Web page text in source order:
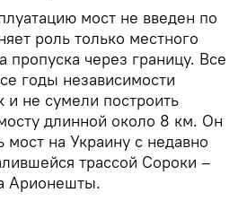
мост не введен по
роль только местного
пропуска через границу. Все
годы независимости
и не сумели построить
длинной около 8 км. Он
на Украину с недавно
трассой Сороки –
Арионешты.